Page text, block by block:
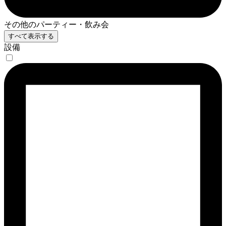
その他のパーティー・飲み会
すべて表示する
設備